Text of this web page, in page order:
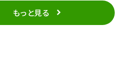
もっと見る